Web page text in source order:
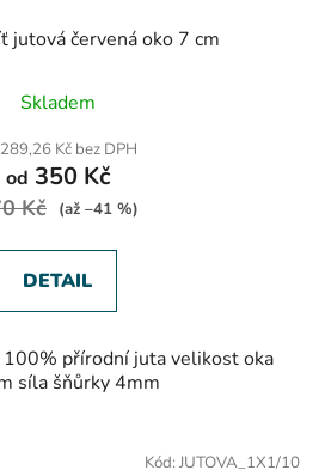
jutová červená oko 7 cm
Skladem
Kč bez DPH
od 350 Kč
Kč (až –41 %)
DETAIL
přírodní juta velikost oka
síla šňůrky 4mm
Kód: JUTOVA_1X1/10